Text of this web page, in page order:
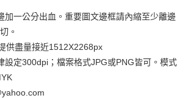
加一公分出血。重要圖文邊框請內縮至少離邊
。
供盡量接近1512X2268px
設定300dpi；檔案格式JPG或PNG皆可。模式